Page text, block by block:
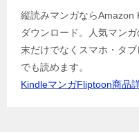
縦読みマンガならAmazon
ダウンロード。人気マン
末だけでなくスマホ・タ
でも読めます。
KindleマンガFliptoon商品